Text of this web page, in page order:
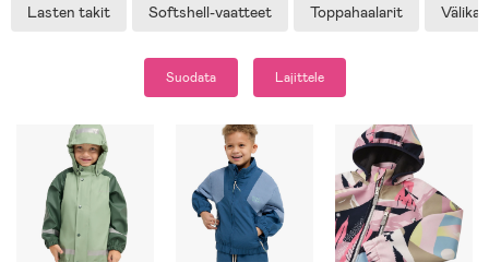
Lasten takit Softshell-vaatteet Toppahaalarit
Suodata Lajittele